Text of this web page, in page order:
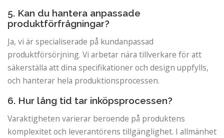
5. Kan du hantera anpassade
produktförfrågningar?
Ja, vi är specialiserade på kundanpassad
produktförsörjning. Vi arbetar nära tillverkare för att
säkerställa att dina specifikationer och design uppfylls,
och hanterar hela produktionsprocessen.
6. Hur lång tid tar inköpsprocessen?
Varaktigheten varierar beroende på produktens
komplexitet och leverantörens tillgänglighet. I allmänhet